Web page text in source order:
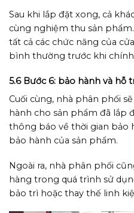
Sau khi lắp đặt xong, cả
cùng nghiệm thu sản
tất cả các chức năng của
bình thường trước khi
5.6 Bước 6: bảo hành và hỗ
Cuối cùng, nhà phân phối
hành cho sản phẩm đã lắp
thông báo về thời gian bảo
bảo hành của sản phẩm.
Ngoài ra, nhà phân phối
hàng trong quá trình sử
bảo trì hoặc thay thế linh